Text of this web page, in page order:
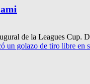
de la Leagues Cup.
un golazo de tiro libre en